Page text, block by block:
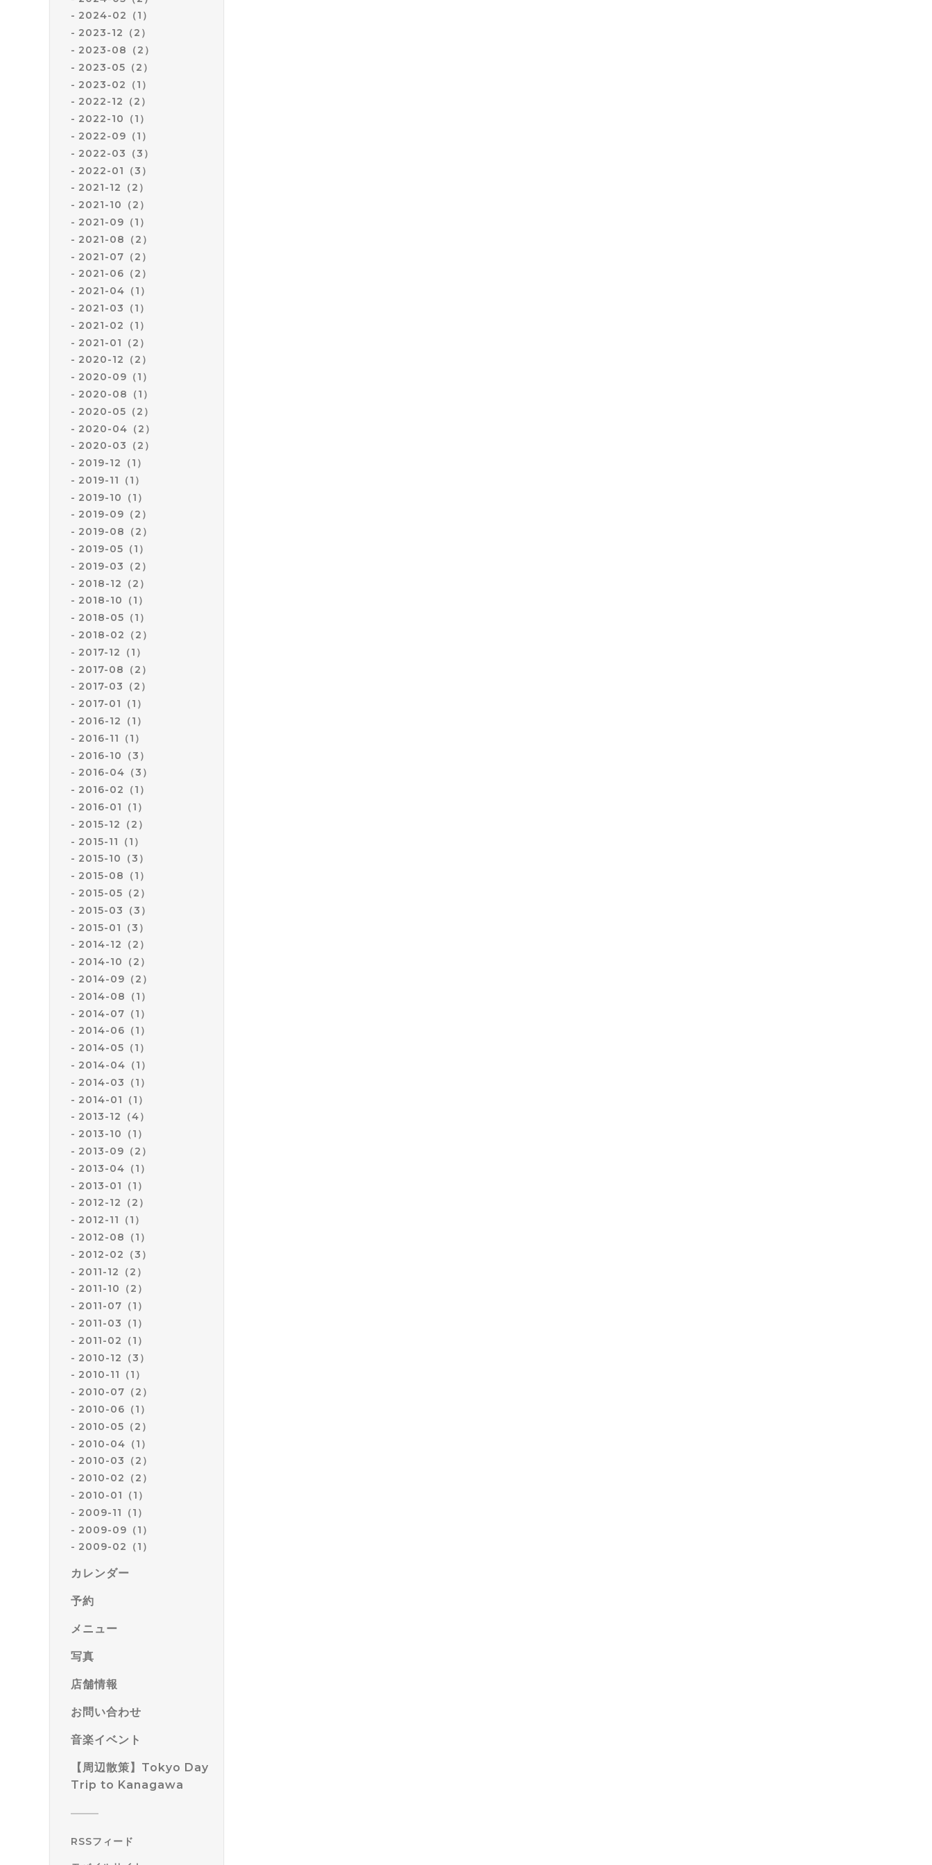
2024-02（1）
2023-12（2）
2023-08（2）
2023-05（2）
2023-02（1）
2022-12（2）
2022-10（1）
2022-09（1）
2022-03（3）
2022-01（3）
2021-12（2）
2021-10（2）
2021-09（1）
2021-08（2）
2021-07（2）
2021-06（2）
2021-04（1）
2021-03（1）
2021-02（1）
2021-01（2）
2020-12（2）
2020-09（1）
2020-08（1）
2020-05（2）
2020-04（2）
2020-03（2）
2019-12（1）
2019-11（1）
2019-10（1）
2019-09（2）
2019-08（2）
2019-05（1）
2019-03（2）
2018-12（2）
2018-10（1）
2018-05（1）
2018-02（2）
2017-12（1）
2017-08（2）
2017-03（2）
2017-01（1）
2016-12（1）
2016-11（1）
2016-10（3）
2016-04（3）
2016-02（1）
2016-01（1）
2015-12（2）
2015-11（1）
2015-10（3）
2015-08（1）
2015-05（2）
2015-03（3）
2015-01（3）
2014-12（2）
2014-10（2）
2014-09（2）
2014-08（1）
2014-07（1）
2014-06（1）
2014-05（1）
2014-04（1）
2014-03（1）
2014-01（1）
2013-12（4）
2013-10（1）
2013-09（2）
2013-04（1）
2013-01（1）
2012-12（2）
2012-11（1）
2012-08（1）
2012-02（3）
2011-12（2）
2011-10（2）
2011-07（1）
2011-03（1）
2011-02（1）
2010-12（3）
2010-11（1）
2010-07（2）
2010-06（1）
2010-05（2）
2010-04（1）
2010-03（2）
2010-02（2）
2010-01（1）
2009-11（1）
2009-09（1）
2009-02（1）
カレンダー
予約
メニュー
写真
店舗情報
お問い合わせ
音楽イベント
【周辺散策】Tokyo Day
Trip to Kanagawa
RSSフィード